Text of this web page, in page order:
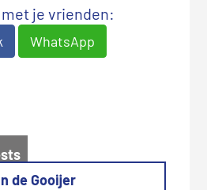
je vrienden:
WhatsApp
de Gooijer